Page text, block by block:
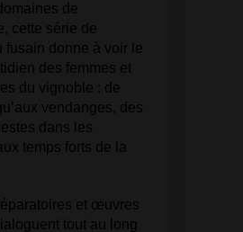
de
cette série de
fusain donne à voir le
des femmes et
du vignoble : de
vendanges, des
dans les
temps forts de la
et œuvres
tout au long